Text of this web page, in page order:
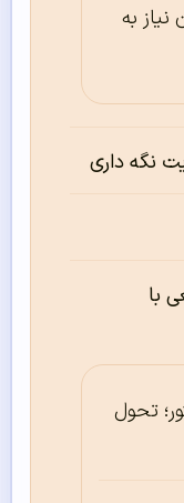
به
نگه داری
با
تحول